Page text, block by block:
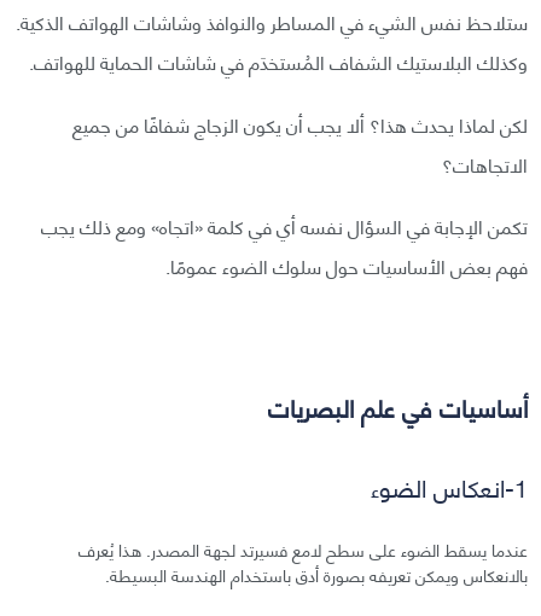
ستلاحظ نفس الشيء في المساطر والنوافذ وشاشات الهواتف الذكية.
وكذلك البلاستيك الشفاف المُستخدَم في شاشات الحماية للهواتف.
لكن لماذا يحدث هذا؟ ألا يجب أن يكون الزجاج شفافًا من جميع
الاتجاهات؟
تكمن الإجابة في السؤال نفسه أي في كلمة «اتجاه» ومع ذلك يجب
فهم بعض الأساسيات حول سلوك الضوء عمومًا.
أساسيات في علم البصريات
1-انعكاس الضوء
عندما يسقط الضوء على سطح لامع فسيرتد لجهة المصدر. هذا يُعرف
بالانعكاس ويمكن تعريفه بصورة أدق باستخدام الهندسة البسيطة.